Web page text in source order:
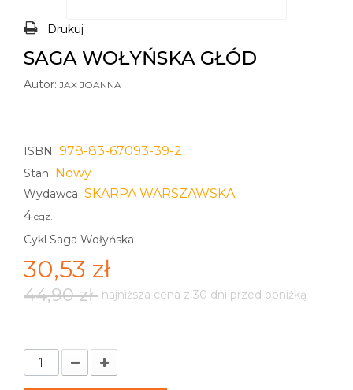
Drukuj
SAGA WOŁYŃSKA GŁÓD
Autor: JAX JOANNA
ISBN 978-83-67093-39-2
Stan Nowy
Wydawca SKARPA WARSZAWSKA
4 egz.
Cykl Saga Wołyńska
30,53 zł
44,90 zł najniższa cena z 30 dni przed obniżką